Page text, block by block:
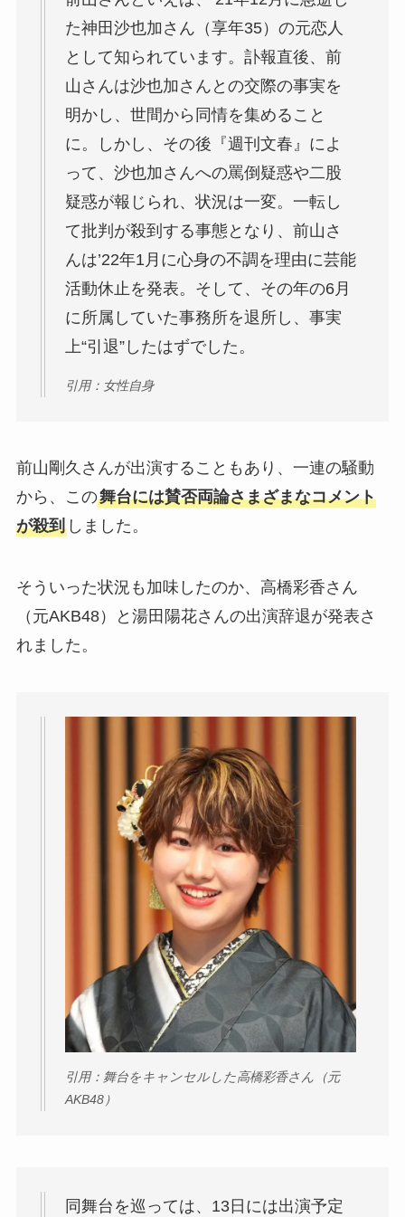
た神田沙也加さん（享年35）の元恋人
として知られています。訃報直後、前
山さんは沙也加さんとの交際の事実を
明かし、世間から同情を集めること
に。しかし、その後『週刊文春』によ
って、沙也加さんへの罵倒疑惑や二股
疑惑が報じられ、状況は一変。一転し
て批判が殺到する事態となり、前山さ
んは’22年1月に心身の不調を理由に芸能
活動休止を発表。そして、その年の6月
に所属していた事務所を退所し、事実
上“引退”したはずでした。
引用：女性自身
前山剛久さんが出演することもあり、一連の騒動
から、この舞台には賛否両論さまざまなコメント
が殺到しました。
そういった状況も加味したのか、高橋彩香さん
（元AKB48）と湯田陽花さんの出演辞退が発表さ
れました。
引用：舞台をキャンセルした高橋彩香さん（元
AKB48）
同舞台を巡っては、13日には出演予定